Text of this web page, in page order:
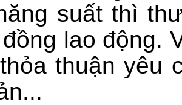
suất thì
lao động.
thuận yêu